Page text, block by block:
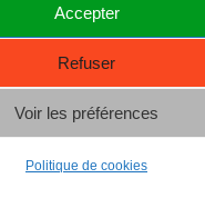
Accepter
Refuser
Voir les préférences
Politique de cookies